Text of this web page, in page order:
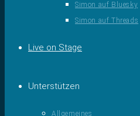
Simon auf Bluesky
Simon auf Threads
Live on Stage
Unterstützen
Allgemeines